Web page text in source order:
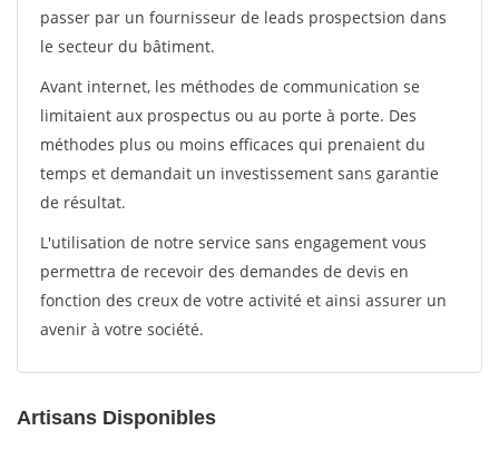
passer par un fournisseur de leads prospectsion dans
le secteur du bâtiment.
Avant internet, les méthodes de communication se
limitaient aux prospectus ou au porte à porte. Des
méthodes plus ou moins efficaces qui prenaient du
temps et demandait un investissement sans garantie
de résultat.
L'utilisation de notre service sans engagement vous
permettra de recevoir des demandes de devis en
fonction des creux de votre activité et ainsi assurer un
avenir à votre société.
Artisans Disponibles